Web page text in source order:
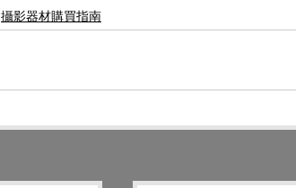
攝影器材購買指南